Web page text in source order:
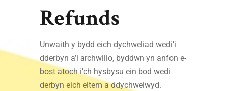
Refunds
Unwaith y bydd eich dychweliad wedi’i
dderbyn a’i archwilio, byddwn yn anfon e-
bost atoch i’ch hysbysu ein bod wedi
derbyn eich eitem a ddychwelwyd.